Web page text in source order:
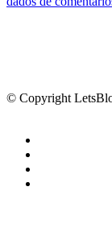
© Copyright